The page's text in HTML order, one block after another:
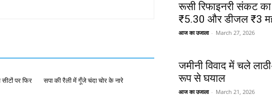
पर फिर
सपा की रैली में गूँजे चंदा चोर के नारे
रूसी रिफाइनरी संकट
₹5.30 और डीजल ₹3
आज का उजाला - March 27, 2026
जमीनी विवाद में चले
रूप से घयाल
आज का उजाला - March 21, 2026